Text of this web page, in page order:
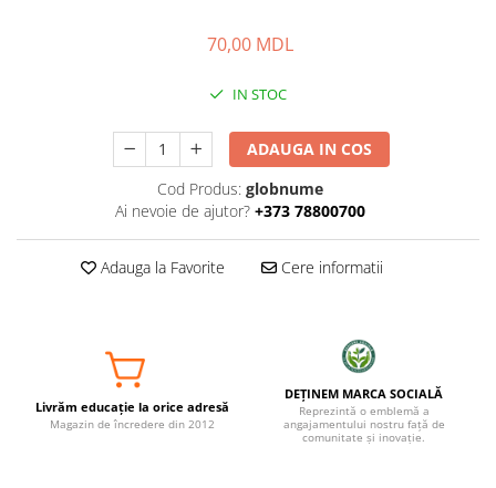
70,00 MDL
IN STOC
ADAUGA IN COS
Cod Produs: globnume
Ai nevoie de ajutor? +373 78800700
Adauga la Favorite Cere informatii
Livrăm educație la orice adresă
Magazin de încredere din 2012
DEȚINEM MARCA SOCIALĂ
Reprezintă o emblemă a
angajamentului nostru față de
comunitate și inovație.